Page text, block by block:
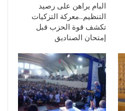
البام يراهن على رصيد
التنظيم..معركة التزكيات
تكشف قوة الحزب قبل
إمتحان الصناديق